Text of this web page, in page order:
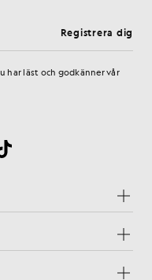
Registrera dig
har läst och godkänner vår